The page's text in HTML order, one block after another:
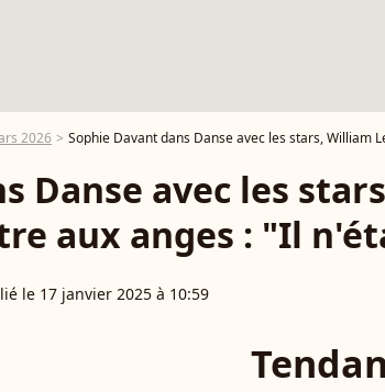
2026 Sophie Davant dans Danse avec les stars, William
Danse avec les
aux anges : "Il
le 17 janvier 2025 à 10:59